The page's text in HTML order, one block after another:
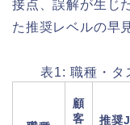
接点、誤解が生じ
た推奨レベルの早
表1: 職種・タ
顧
客
推奨J